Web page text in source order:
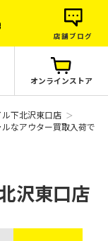
店舗ブログ
オンラインストア
下北沢東口店
なアウター買取入荷で
沢東口店